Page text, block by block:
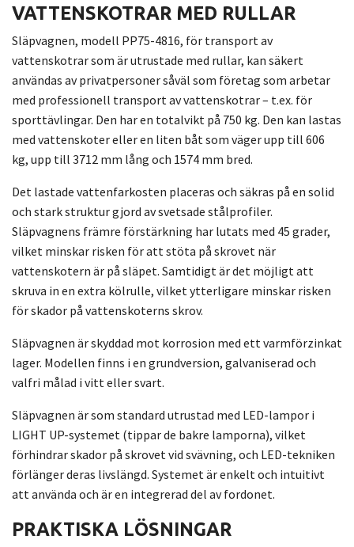
VATTENSKOTRAR MED RULLAR
Släpvagnen, modell PP75-4816, för transport av
vattenskotrar som är utrustade med rullar, kan säkert
användas av privatpersoner såväl som företag som arbetar
med professionell transport av vattenskotrar – t.ex. för
sporttävlingar. Den har en totalvikt på 750 kg. Den kan lastas
med vattenskoter eller en liten båt som väger upp till 606
kg, upp till 3712 mm lång och 1574 mm bred.
Det lastade vattenfarkosten placeras och säkras på en solid
och stark struktur gjord av svetsade stålprofiler.
Släpvagnens främre förstärkning har lutats med 45 grader,
vilket minskar risken för att stöta på skrovet när
vattenskotern är på släpet. Samtidigt är det möjligt att
skruva in en extra kölrulle, vilket ytterligare minskar risken
för skador på vattenskoterns skrov.
Släpvagnen är skyddad mot korrosion med ett varmförzinkat
lager. Modellen finns i en grundversion, galvaniserad och
valfri målad i vitt eller svart.
Släpvagnen är som standard utrustad med LED-lampor i
LIGHT UP-systemet (tippar de bakre lamporna), vilket
förhindrar skador på skrovet vid svävning, och LED-tekniken
förlänger deras livslängd. Systemet är enkelt och intuitivt
att använda och är en integrerad del av fordonet.
PRAKTISKA LÖSNINGAR